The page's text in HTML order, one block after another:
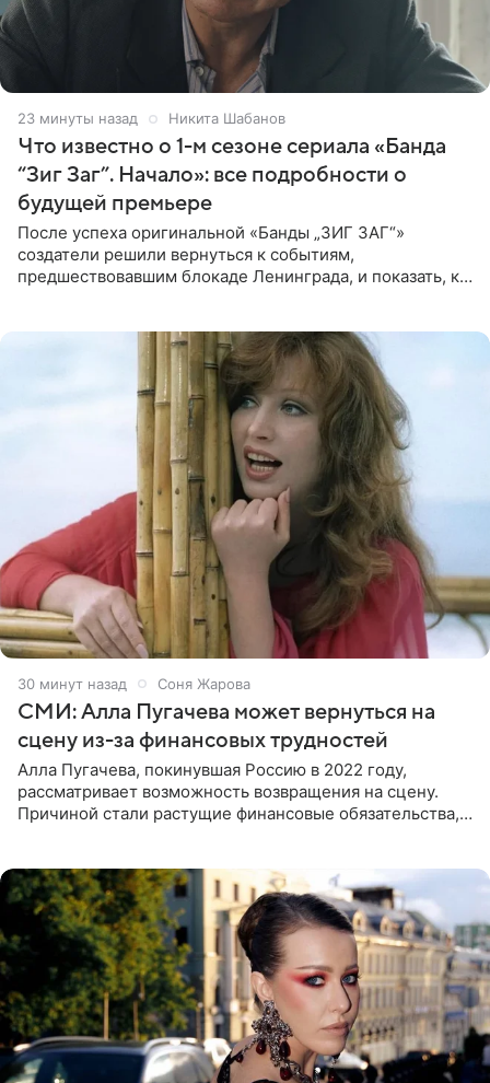
23 минуты назад Никита Шабанов
Что известно о 1-м сезоне сериала «Банда
“Зиг Заг”. Начало»: все подробности о
будущей премьере
После успеха оригинальной «Банды „ЗИГ ЗАГ“»
создатели решили вернуться к событиям,
предшествовавшим блокаде Ленинграда, и показать, как
30 минут назад Соня Жарова
СМИ: Алла Пугачева может вернуться на
сцену из-за финансовых трудностей
Алла Пугачева, покинувшая Россию в 2022 году,
рассматривает возможность возвращения на сцену.
Причиной стали растущие финансовые обязательства,